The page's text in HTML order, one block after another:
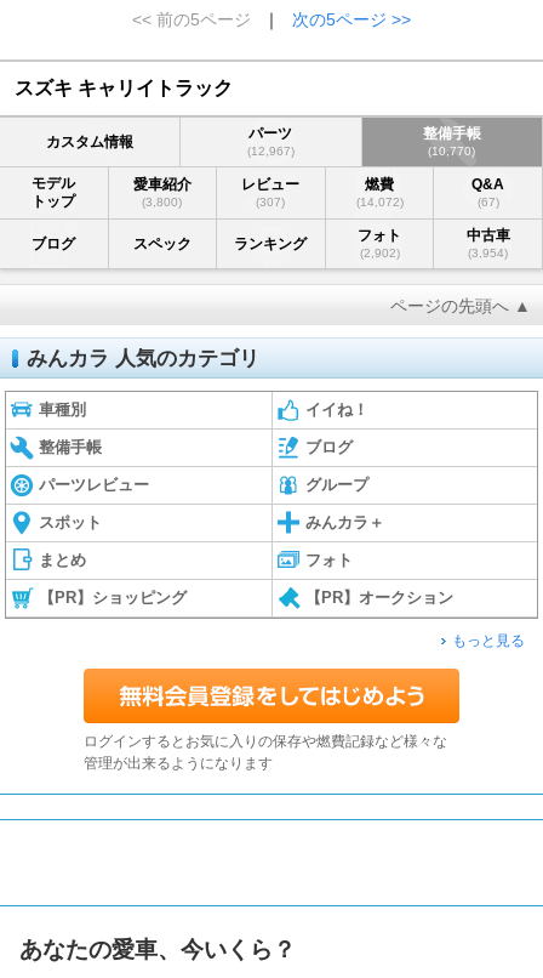
<< 前の5ページ ｜ 次の5ページ >>
スズキ キャリイトラック
カスタム情報 パーツ
(12,967)
整備手帳
(10,770)
モデル
トップ
愛車紹介
(3,800)
レビュー
(307)
燃費
(14,072)
Q&A
(67)
ブログ スペック ランキング フォト
(2,902)
中古車
(3,954)
ページの先頭へ ▲
みんカラ 人気のカテゴリ
車種別 イイね！
整備手帳 ブログ
パーツレビュー グループ
スポット みんカラ＋
まとめ フォト
【PR】ショッピング 【PR】オークション
もっと見る
ログインするとお気に入りの保存や燃費記録など様々な
管理が出来るようになります
あなたの愛車、今いくら？